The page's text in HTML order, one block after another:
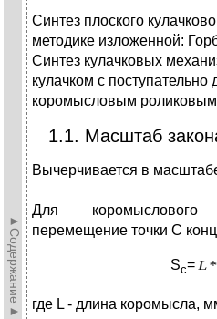
►Содержание►
Синтез плоского
методике изложенной:
Синтез кулачковых
кулачком с
коромысловым
1.1. Масштаб
Вычерчивается в
Для коромыслового
перемещение точки С
Sc=
где L - длина коромысла,